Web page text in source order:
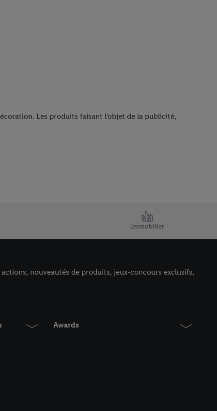
Les produits faisant l'objet de la publicité,
Immobilier
nouveautés de produits, jeux-concours exclusifs,
Awards